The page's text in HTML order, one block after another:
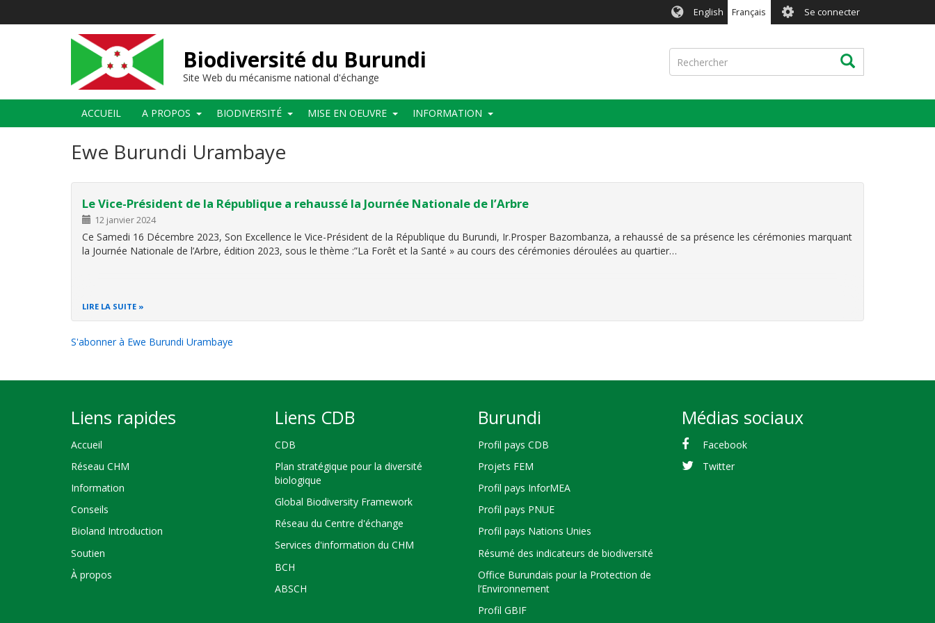
English Français User
account
menu
Se connecter
Biodiversité du Burundi
Site Web du mécanisme national d'échange
Rechercher Rechercher
Main
navigation
ACCUEIL A PROPOS BIODIVERSITÉ MISE EN OEUVRE INFORMATION
Ewe Burundi Urambaye
Le Vice-Président de la République a rehaussé la Journée Nationale de l’Arbre
12 janvier 2024
Ce Samedi 16 Décembre 2023, Son Excellence le Vice-Président de la République du Burundi, Ir.Prosper Bazombanza, a rehaussé de sa présence les cérémonies marquant
la Journée Nationale de l’Arbre, édition 2023, sous le thème :”La Forêt et la Santé » au cours des cérémonies déroulées au quartier…
LIRE LA SUITE
S'abonner à Ewe Burundi Urambaye
Liens rapides
Accueil
Réseau CHM
Information
Conseils
Bioland Introduction
Soutien
À propos
Liens CDB
CDB
Plan stratégique pour la diversité
biologique
Global Biodiversity Framework
Réseau du Centre d'échange
Services d'information du CHM
BCH
ABSCH
Burundi
Profil pays CDB
Projets FEM
Profil pays InforMEA
Profil pays PNUE
Profil pays Nations Unies
Résumé des indicateurs de biodiversité
Office Burundais pour la Protection de
l’Environnement
Profil GBIF
Médias sociaux
Facebook
Twitter